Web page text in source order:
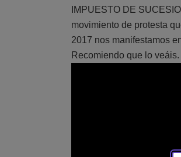
IMPUESTO DE
movimiento de protesta
2017 nos manifestamos
Recomiendo que lo veáis.